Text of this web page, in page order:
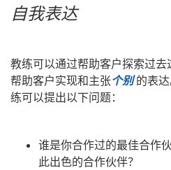
自我表达
教练可以通过帮助客户探索过
帮助客户实现和主张个别 的表
练可以提出以下问题：
谁是你合作过的最佳合作
此出色的合作伙伴？